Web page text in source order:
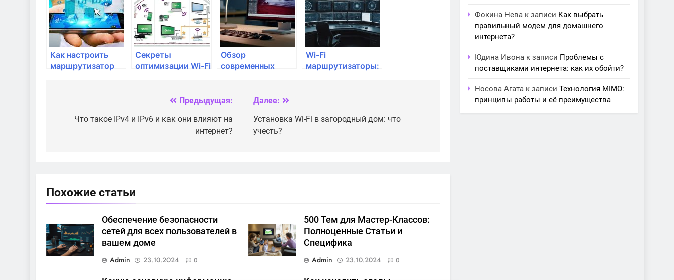
Как настроить
маршрутизатор
Секреты
оптимизации Wi-Fi
Обзор
современных
Wi-Fi
маршрутизаторы:
Предыдущая:
Что такое IPv4 и IPv6 и как они влияют на
интернет?
Далее:
Установка Wi-Fi в загородный дом: что
учесть?
Похожие статьи
Обеспечение безопасности
сетей для всех пользователей в
вашем доме
Admin
23.10.2024 0
500 Тем для Мастер-Классов:
Полноценные Статьи и
Специфика
Admin
23.10.2024 0
Фокина Нева к записи Как выбрать
правильный модем для домашнего
интернета?
Юдина Ивона к записи Проблемы с
поставщиками интернета: как их обойти?
Носова Агата к записи Технология MIMO:
принципы работы и её преимущества